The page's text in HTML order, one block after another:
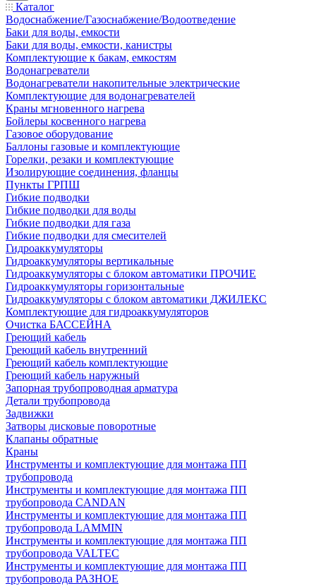
Каталог
Водоснабжение/Газоснабжение/Водоотведение
Баки для воды, емкости
Баки для воды, емкости, канистры
Комплектующие к бакам, емкостям
Водонагреватели
Водонагреватели накопительные электрические
Комплектующие для водонагревателей
Краны мгновенного нагрева
Бойлеры косвенного нагрева
Газовое оборудование
Баллоны газовые и комплектующие
Горелки, резаки и комплектующие
Изолирующие соединения, фланцы
Пункты ГРПШ
Гибкие подводки
Гибкие подводки для воды
Гибкие подводки для газа
Гибкие подводки для смесителей
Гидроаккумуляторы
Гидроаккумуляторы вертикальные
Гидроаккумуляторы с блоком автоматики ПРОЧИЕ
Гидроаккумуляторы горизонтальные
Гидроаккумуляторы с блоком автоматики ДЖИЛЕКС
Комплектующие для гидроаккумуляторов
Очистка БАССЕЙНА
Греющий кабель
Греющий кабель внутренний
Греющий кабель комплектующие
Греющий кабель наружный
Запорная трубопроводная арматура
Детали трубопровода
Задвижки
Затворы дисковые поворотные
Клапаны обратные
Краны
Инструменты и комплектующие для монтажа ПП
трубопровода
Инструменты и комплектующие для монтажа ПП
трубопровода CANDAN
Инструменты и комплектующие для монтажа ПП
трубопровода LAMMIN
Инструменты и комплектующие для монтажа ПП
трубопровода VALTEC
Инструменты и комплектующие для монтажа ПП
трубопровода РАЗНОЕ